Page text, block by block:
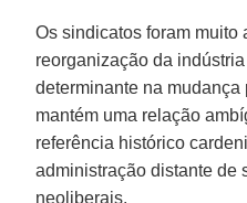
Os sindicatos foram muito
reorganização da
determinante na mudança
mantém uma relação
referência histórico
administração distante de
neoliberais.